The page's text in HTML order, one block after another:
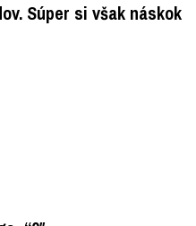
Súper si však náskok